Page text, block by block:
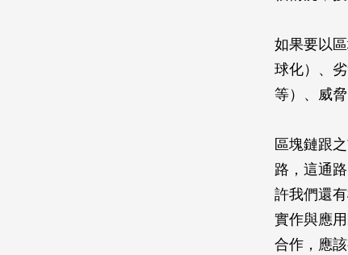
如果要以
球化）、
等）、威
區塊鏈跟
路，這通
許我們還
實作與應
合作，應